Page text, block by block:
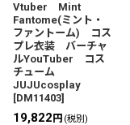
Vtuber Mint
Fantome(ミント・
ファントーム) コス
プレ衣装 バーチャ
ルYouTuber コス
チューム
JUJUcosplay
[DM11403]
19,822 円 (税別)